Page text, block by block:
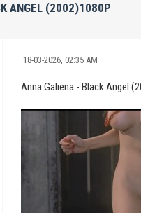
ANGEL (2002)1080P
18-03-2026, 02:35 AM
Anna Galiena - Black Angel